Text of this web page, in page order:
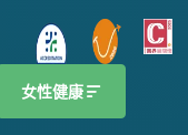
女性健康